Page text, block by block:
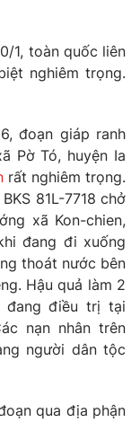
1, toàn quốc liên
nghiêm trọng.
đoạn giáp ranh
Pờ Tó, huyện Ia
rất nghiêm trọng.
81L-7718 chở
xã Kon-chien,
đang đi xuống
thoát nước bên
Hậu quả làm 2
đang điều trị tại
nạn nhân trên
người dân tộc
qua địa phận